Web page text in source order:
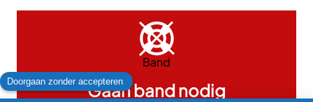
Band
Gaan band nodig